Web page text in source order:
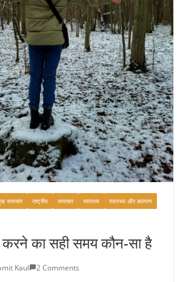
समाचार राष्ट्रीय समाचार स्वास्थ्य
स्वास्थ्य और कल्याण
करने का सही समय कौन-सा है
Kaul 2 Comments